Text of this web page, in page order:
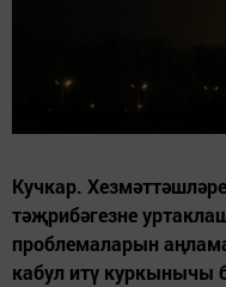
Кучкар.
тәҗрибәгезне
проблемаларын
кабул итү куркынычы